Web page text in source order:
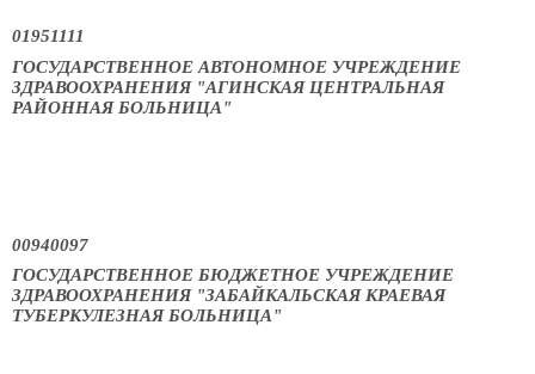
01951111
ГОСУДАРСТВЕННОЕ АВТОНОМНОЕ УЧРЕЖДЕНИЕ
ЗДРАВООХРАНЕНИЯ "АГИНСКАЯ ЦЕНТРАЛЬНАЯ
РАЙОННАЯ БОЛЬНИЦА"
00940097
ГОСУДАРСТВЕННОЕ БЮДЖЕТНОЕ УЧРЕЖДЕНИЕ
ЗДРАВООХРАНЕНИЯ "ЗАБАЙКАЛЬСКАЯ КРАЕВАЯ
ТУБЕРКУЛЕЗНАЯ БОЛЬНИЦА"